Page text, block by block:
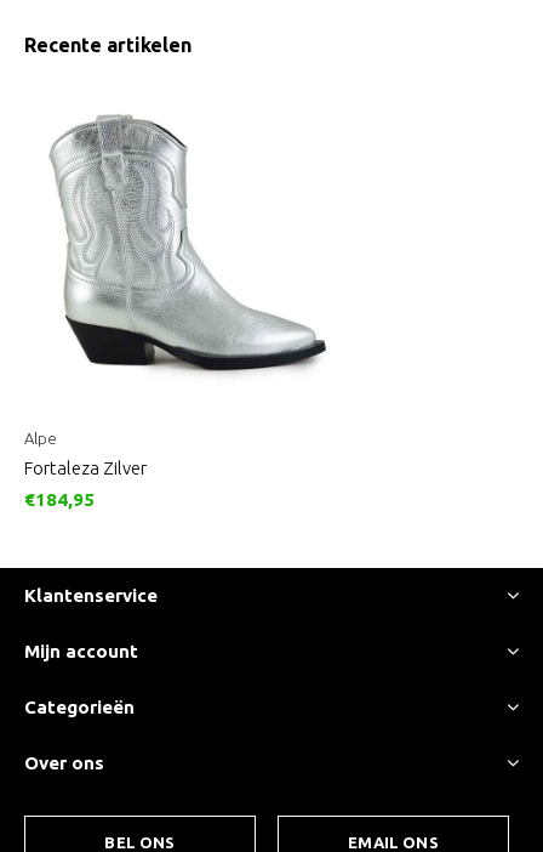
Recente artikelen
Alpe
Fortaleza Zilver
€184,95
Klantenservice
Mijn account
Categorieën
Over ons
BEL ONS EMAIL ONS